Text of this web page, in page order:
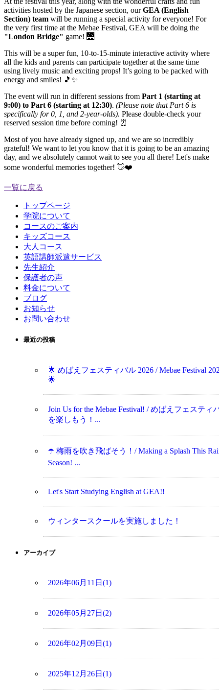
activities hosted by the Japanese section, ourGEA (English
Section) team will be running a special activity for everyone! For
the very first time at the Mebae Festival, GEA will be doing the
"London Bridge" game! 🌉
This will be a super fun, 10-to-15-minute interactive activity where
all the kids and parents can participate together at the same time
using lively music and exciting props! It’s going to be packed with
energy and smiles! 🎵✨
The event will run in different sessions from Part 1 (starting at
9:00) to Part 6 (starting at 12:30). (Please note that Part 6 is
specifically for 0, 1, and 2-year-olds). Please double-check your
reserved session time before coming! ⏰
Most of you have already signed up, and we are so incredibly
grateful! We want to let you know that it is going to be an amazing
day, and we absolutely cannot wait to see you all there! Let's make
some wonderful memories together! 👋❤️
一覧に戻る
トップページ
学院について
コースのご案内
キッズコース
大人コース
英語講師派遣サービス
先生紹介
保護者の声
料金について
ブログ
お知らせ
お問い合わせ
最近の投稿
🌟 めばえフェスティバル 2026 / Mebae Festival
🌟
Join Us for the Mebae Festival! / めばえフェスティ
を楽しもう！...
☂️ 梅雨を吹き飛ばそう！/ Making a Splash This
Season! ...
Let's Start Studying English at GEA!!
ウィンタースクールを実施しました！
アーカイブ
2026年06月11日(1)
2026年05月27日(2)
2026年02月09日(1)
2025年12月26日(1)